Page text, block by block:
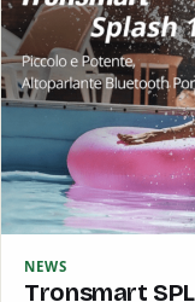
NEWS
Tronsmart